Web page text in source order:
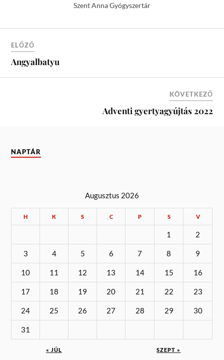
Szent Anna Gyógyszertár
ELŐZŐ
Angyalbatyu
KÖVETKEZŐ
Adventi gyertyagyújtás 2022
NAPTÁR
Augusztus 2026
H K S C P S V
1 2
3 4 5 6 7 8 9
10 11 12 13 14 15 16
17 18 19 20 21 22 23
24 25 26 27 28 29 30
31
« JÚL SZEPT »